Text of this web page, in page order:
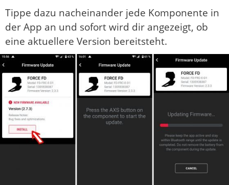
Tippe dazu nacheinander jede Komponente in
der App an und sofort wird dir angezeigt, ob
eine aktuellere Version bereitsteht.